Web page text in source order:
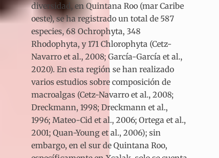
diversidad, en Quintana Roo (mar Caribe
oeste), se ha registrado un total de 587
especies, 68 Ochrophyta, 348
Rhodophyta, y 171 Chlorophyta (Cetz-
Navarro et al., 2008; García-García et al.,
2020). En esta región se han realizado
varios estudios sobre composición de
macroalgas (Cetz-Navarro et al., 2008;
Dreckmann, 1998; Dreckmann et al.,
1996; Mateo-Cid et al., 2006; Ortega et al.,
2001; Quan-Young et al., 2006); sin
embargo, en el sur de Quintana Roo,